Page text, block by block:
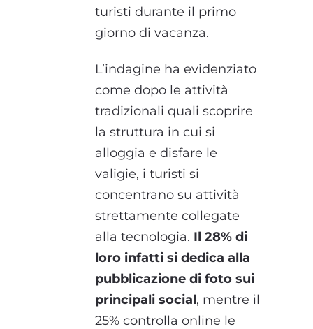
turisti durante il primo
giorno di vacanza.
L’indagine ha evidenziato
come dopo le attività
tradizionali quali scoprire
la struttura in cui si
alloggia e disfare le
valigie, i turisti si
concentrano su attività
strettamente collegate
alla tecnologia. Il 28% di
loro infatti si dedica alla
pubblicazione di foto sui
principali social, mentre il
25% controlla online le